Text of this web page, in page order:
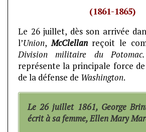
(1861-1865)
Le 26 juillet, dès son arrivée
l’Union,McClellanreçoit le
Division militaire du Potomac.
représente la principale force de
de la défense de Washington.
Le 26 juillet 1861, George
écrit à sa femme, Ellen Mary